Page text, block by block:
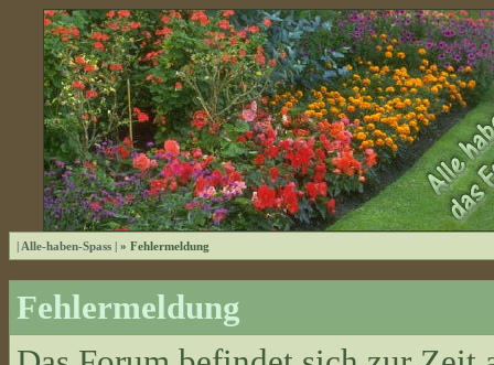
| Alle-haben-Spass | » Fehlermeldung
Fehlermeldung